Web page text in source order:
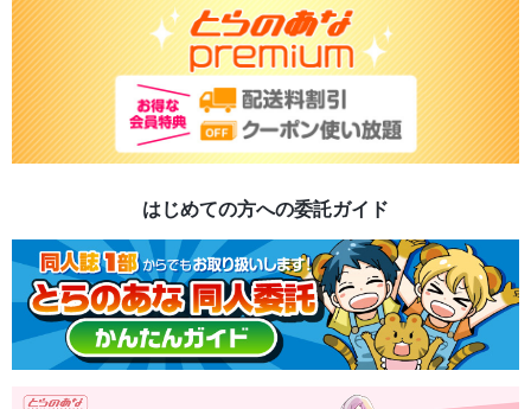
はじめての方への委託ガイド